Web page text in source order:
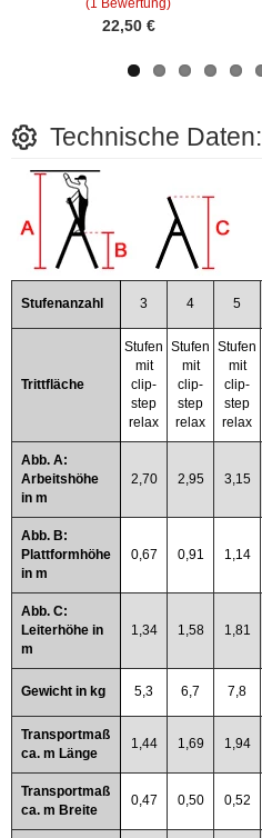
(1 Bewertung)
22,50 €
Technische Daten:
Stufenanzahl 3 4 5
Trittfläche
Stufen
mit
clip-
step
relax
Stufen
mit
clip-
step
relax
Stufen
mit
clip-
step
relax
Abb. A:
Arbeitshöhe
in m
2,70 2,95 3,15
Abb. B:
Plattformhöhe
in m
0,67 0,91 1,14
Abb. C:
Leiterhöhe in
m
1,34 1,58 1,81
Gewicht in kg 5,3 6,7 7,8
Transportmaß
ca. m Länge
1,44 1,69 1,94
Transportmaß
ca. m Breite
0,47 0,50 0,52